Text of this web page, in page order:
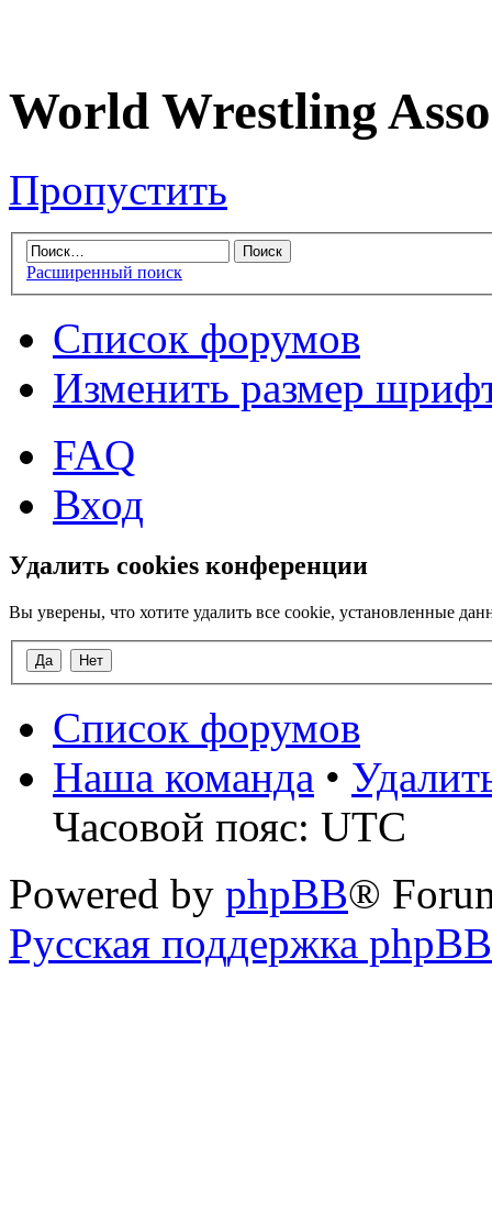
World Wrestling
Пропустить
Расширенный поиск
Список форумов
Изменить размер
FAQ
Вход
Удалить cookies конференции
Вы уверены, что хотите удалить все cookie, установленные
Список форумов
Наша команда •
Часовой пояс: UTC
Powered by phpBB®
Русская поддержка phpBB